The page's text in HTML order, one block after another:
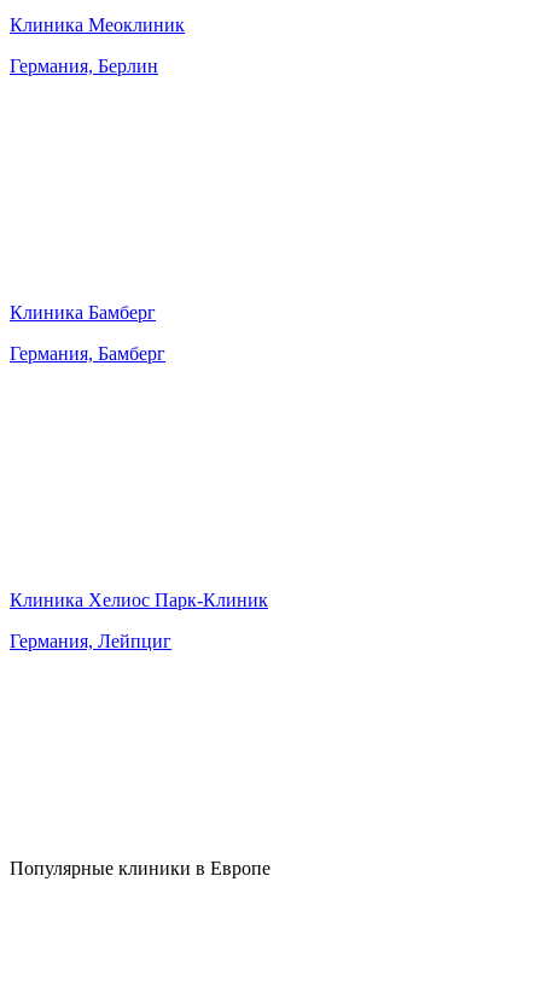
Клиника Меоклиник
Германия, Берлин
Клиника Бамберг
Германия, Бамберг
Клиника Хелиос Парк-Клиник
Германия, Лейпциг
Популярные клиники в Европе